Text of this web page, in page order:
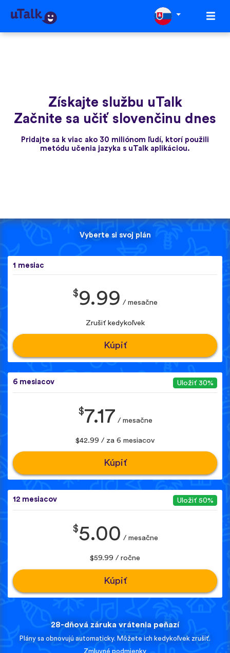
Získajte službu uTalk
Začnite sa učiť slovenčinu dnes
Pridajte sa k viac ako 30 miliónom ľudí, ktorí použili
metódu učenia jazyka s uTalk aplikáciou.
Vyberte si svoj plán
1 mesiac
$9.99 / mesačne
Zrušiť kedykoľvek
Kúpiť
6 mesiacov Uložiť 30%
$7.17 / mesačne
$42.99 / za 6 mesiacov
Kúpiť
12 mesiacov Uložiť 50%
$5.00 / mesačne
$59.99 / ročne
Kúpiť
28-dňová záruka vrátenia peňazí
Plány sa obnovujú automaticky. Môžete ich kedykoľvek zrušiť.
Zmluvné podmienky